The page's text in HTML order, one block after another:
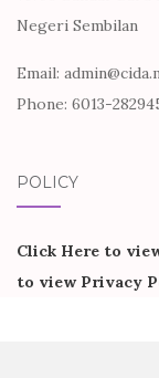
Negeri Sembilan
Email:
Phone: 6013-
POLICY
Click Here to
to view Privacy